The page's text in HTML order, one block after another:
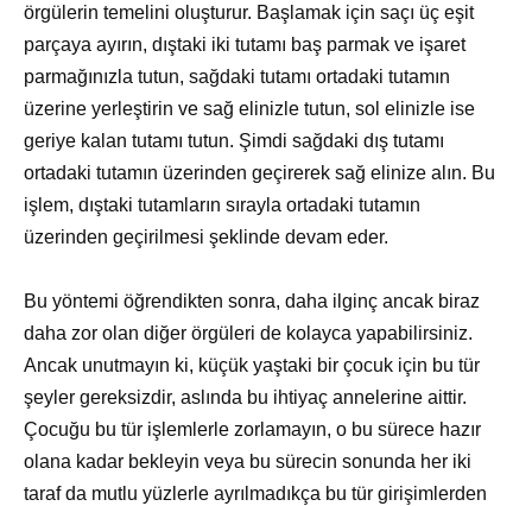
örgülerin temelini oluşturur. Başlamak için saçı üç eşit
parçaya ayırın, dıştaki iki tutamı baş parmak ve işaret
parmağınızla tutun, sağdaki tutamı ortadaki tutamın
üzerine yerleştirin ve sağ elinizle tutun, sol elinizle ise
geriye kalan tutamı tutun. Şimdi sağdaki dış tutamı
ortadaki tutamın üzerinden geçirerek sağ elinize alın. Bu
işlem, dıştaki tutamların sırayla ortadaki tutamın
üzerinden geçirilmesi şeklinde devam eder.
Bu yöntemi öğrendikten sonra, daha ilginç ancak biraz
daha zor olan diğer örgüleri de kolayca yapabilirsiniz.
Ancak unutmayın ki, küçük yaştaki bir çocuk için bu tür
şeyler gereksizdir, aslında bu ihtiyaç annelerine aittir.
Çocuğu bu tür işlemlerle zorlamayın, o bu sürece hazır
olana kadar bekleyin veya bu sürecin sonunda her iki
taraf da mutlu yüzlerle ayrılmadıkça bu tür girişimlerden